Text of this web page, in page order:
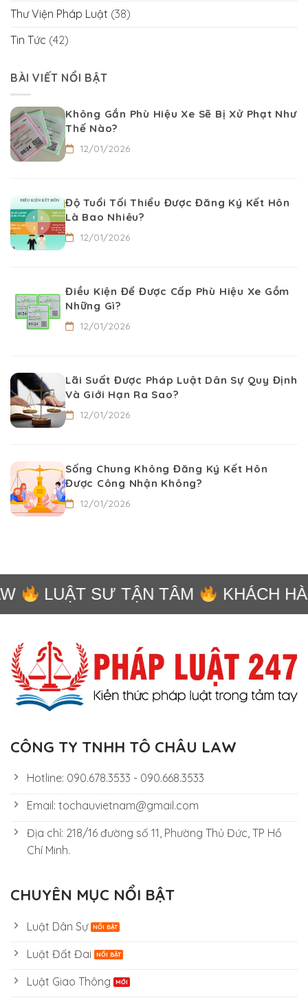
Thư Viện Pháp Luật (38)
Tin Tức (42)
BÀI VIẾT NỔI BẬT
Không Gắn Phù Hiệu Xe Sẽ Bị Xử Phạt Như
Thế Nào?
12/01/2026
Độ Tuổi Tối Thiểu Được Đăng Ký Kết Hôn
Là Bao Nhiêu?
12/01/2026
Điều Kiện Để Được Cấp Phù Hiệu Xe Gồm
Những Gì?
12/01/2026
Lãi Suất Được Pháp Luật Dân Sự Quy Định
Và Giới Hạn Ra Sao?
12/01/2026
Sống Chung Không Đăng Ký Kết Hôn
Được Công Nhận Không?
12/01/2026
LUẬT SƯ TẬN TÂM KHÁCH
CÔNG TY TNHH TÔ CHÂU LAW
Hotline: 090.678.3533 - 090.668.3533
Email: tochauvietnam@gmail.com
Địa chỉ: 218/16 đường số 11, Phường Thủ Đức, TP Hồ
Chí Minh.
CHUYÊN MỤC NỔI BẬT
Luật Dân Sự
Luật Đất Đai
Luật Giao Thông